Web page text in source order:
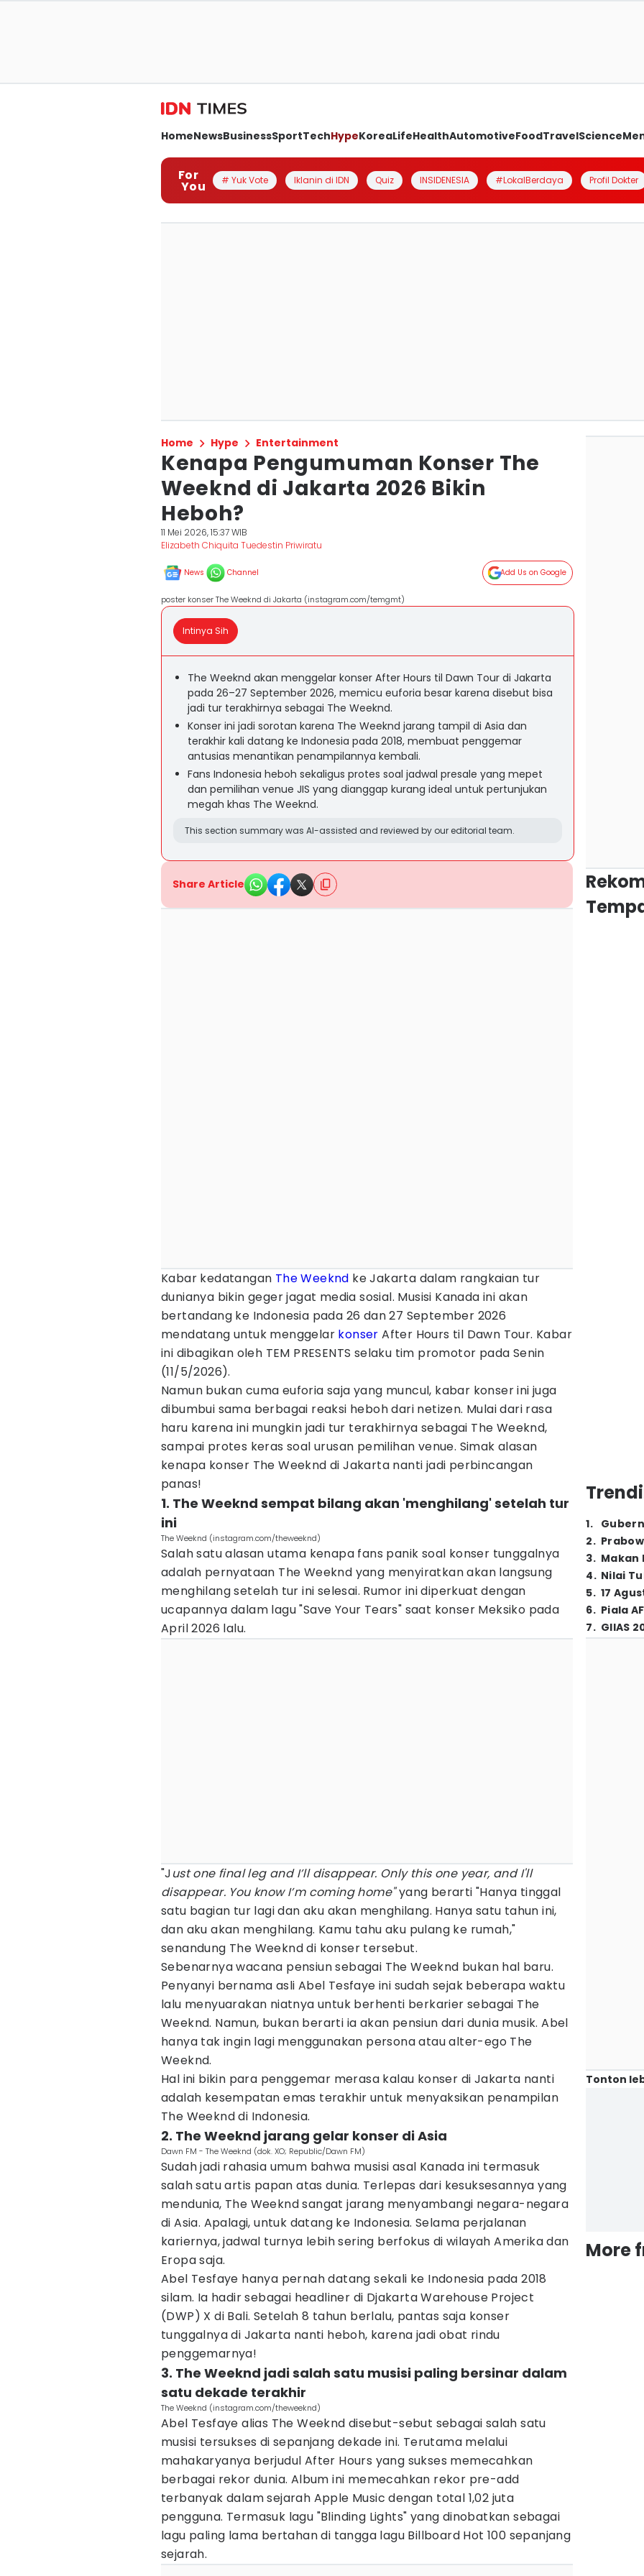
HomeNewsBusinessSportTechHypeKoreaLifeHealthAutomotiveFoodTravelScience
For
You # Yuk Vote Iklanin di IDN Quiz INSIDENESIA #LokalBerdaya Profil Dokter
Home Hype Entertainment
Kenapa Pengumuman Konser The
Weeknd di Jakarta 2026 Bikin
Heboh?
11 Mei 2026, 15:37 WIB
Elizabeth Chiquita Tuedestin Priwiratu
News Channel Add Us on Google
poster konser The Weeknd di Jakarta (instagram.com/temgmt)
Intinya Sih
The Weeknd akan menggelar konser After Hours til Dawn Tour di Jakarta
pada 26–27 September 2026, memicu euforia besar karena disebut bisa
jadi tur terakhirnya sebagai The Weeknd.
Konser ini jadi sorotan karena The Weeknd jarang tampil di Asia dan
terakhir kali datang ke Indonesia pada 2018, membuat penggemar
antusias menantikan penampilannya kembali.
Fans Indonesia heboh sekaligus protes soal jadwal presale yang mepet
dan pemilihan venue JIS yang dianggap kurang ideal untuk pertunjukan
megah khas The Weeknd.
This section summary was AI-assisted and reviewed by our editorial team.
Share Article
Kabar kedatangan The Weeknd ke Jakarta dalam rangkaian tur
dunianya bikin geger jagat media sosial. Musisi Kanada ini akan
bertandang ke Indonesia pada 26 dan 27 September 2026
mendatang untuk menggelar konser After Hours til Dawn Tour. Kabar
ini dibagikan oleh TEM PRESENTS selaku tim promotor pada Senin
(11/5/2026).
Namun bukan cuma euforia saja yang muncul, kabar konser ini juga
dibumbui sama berbagai reaksi heboh dari netizen. Mulai dari rasa
haru karena ini mungkin jadi tur terakhirnya sebagai The Weeknd,
sampai protes keras soal urusan pemilihan venue. Simak alasan
kenapa konser The Weeknd di Jakarta nanti jadi perbincangan
panas!
1. The Weeknd sempat bilang akan 'menghilang' setelah tur
ini
The Weeknd (instagram.com/theweeknd)
Salah satu alasan utama kenapa fans panik soal konser tunggalnya
adalah pernyataan The Weeknd yang menyiratkan akan langsung
menghilang setelah tur ini selesai. Rumor ini diperkuat dengan
ucapannya dalam lagu "Save Your Tears" saat konser Meksiko pada
April 2026 lalu.
"Just one final leg and I’ll disappear. Only this one year, and I'll
disappear. You know I’m coming home"yang berarti "Hanya tinggal
satu bagian tur lagi dan aku akan menghilang. Hanya satu tahun ini,
dan aku akan menghilang. Kamu tahu aku pulang ke rumah,"
senandung The Weeknd di konser tersebut.
Sebenarnya wacana pensiun sebagai The Weeknd bukan hal baru.
Penyanyi bernama asli Abel Tesfaye ini sudah sejak beberapa waktu
lalu menyuarakan niatnya untuk berhenti berkarier sebagai The
Weeknd. Namun, bukan berarti ia akan pensiun dari dunia musik. Abel
hanya tak ingin lagi menggunakan persona atau alter-ego The
Weeknd.
Hal ini bikin para penggemar merasa kalau konser di Jakarta nanti
adalah kesempatan emas terakhir untuk menyaksikan penampilan
The Weeknd di Indonesia.
2. The Weeknd jarang gelar konser di Asia
Dawn FM - The Weeknd (dok. XO; Republic/Dawn FM)
Sudah jadi rahasia umum bahwa musisi asal Kanada ini termasuk
salah satu artis papan atas dunia. Terlepas dari kesuksesannya yang
mendunia, The Weeknd sangat jarang menyambangi negara-negara
di Asia. Apalagi, untuk datang ke Indonesia. Selama perjalanan
kariernya, jadwal turnya lebih sering berfokus di wilayah Amerika dan
Eropa saja.
Abel Tesfaye hanya pernah datang sekali ke Indonesia pada 2018
silam. Ia hadir sebagai headliner di Djakarta Warehouse Project
(DWP) X di Bali. Setelah 8 tahun berlalu, pantas saja konser
tunggalnya di Jakarta nanti heboh, karena jadi obat rindu
penggemarnya!
3. The Weeknd jadi salah satu musisi paling bersinar dalam
satu dekade terakhir
The Weeknd (instagram.com/theweeknd)
Abel Tesfaye alias The Weeknd disebut-sebut sebagai salah satu
musisi tersukses di sepanjang dekade ini. Terutama melalui
mahakaryanya berjudul After Hours yang sukses memecahkan
berbagai rekor dunia. Album ini memecahkan rekor pre-add
terbanyak dalam sejarah Apple Music dengan total 1,02 juta
pengguna. Termasuk lagu "Blinding Lights" yang dinobatkan sebagai
lagu paling lama bertahan di tangga lagu Billboard Hot 100 sepanjang
sejarah.
1.
2.
3. Makan
4. Nilai
5. 17
6. Piala
7. GIIAS
Tonton
More